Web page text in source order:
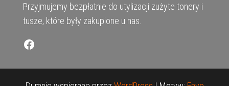
Przyjmujemy bezpłatnie do utylizacji zużyte tonery i
tusze, które były zakupione u nas.
Facebook